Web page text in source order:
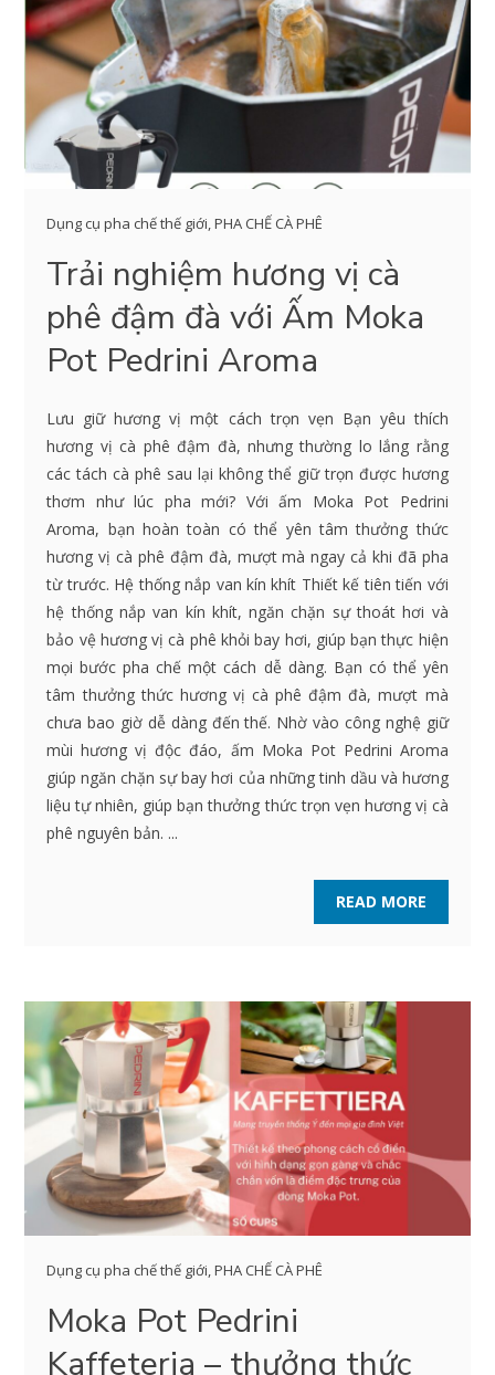
Dụng cụ pha chế thế giới,PHA CHẾ CÀ PHÊ
Trải nghiệm hương vị cà
phê đậm đà với Ấm Moka
Pot Pedrini Aroma
Lưu giữ hương vị một cách trọn vẹn Bạn yêu thích
hương vị cà phê đậm đà, nhưng thường lo lắng rằng
các tách cà phê sau lại không thể giữ trọn được hương
thơm như lúc pha mới? Với ấm Moka Pot Pedrini
Aroma, bạn hoàn toàn có thể yên tâm thưởng thức
hương vị cà phê đậm đà, mượt mà ngay cả khi đã pha
từ trước. Hệ thống nắp van kín khít Thiết kế tiên tiến với
hệ thống nắp van kín khít, ngăn chặn sự thoát hơi và
bảo vệ hương vị cà phê khỏi bay hơi, giúp bạn thực hiện
mọi bước pha chế một cách dễ dàng. Bạn có thể yên
tâm thưởng thức hương vị cà phê đậm đà, mượt mà
chưa bao giờ dễ dàng đến thế. Nhờ vào công nghệ giữ
mùi hương vị độc đáo, ấm Moka Pot Pedrini Aroma
giúp ngăn chặn sự bay hơi của những tinh dầu và hương
liệu tự nhiên, giúp bạn thưởng thức trọn vẹn hương vị cà
phê nguyên bản. ...
READ MORE
Dụng cụ pha chế thế giới,PHA CHẾ CÀ PHÊ
Moka Pot Pedrini
Kaffeteria – thưởng thức